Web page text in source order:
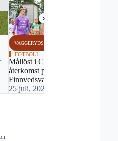
›
VAGGERYDS KOMMUN
FOTBOLL
Mållöst i Claessons
återkomst på
Finnvedsvallen
25 juli, 2026 16:54